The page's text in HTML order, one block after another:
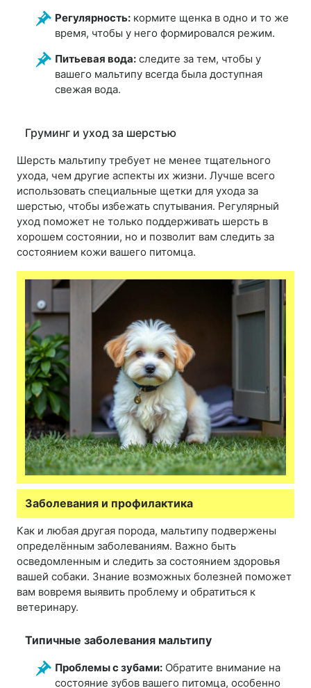
Регулярность: кормите щенка в одно и то же
время, чтобы у него формировался режим.
Питьевая вода: следите за тем, чтобы у
вашего мальтипу всегда была доступная
свежая вода.
Груминг и уход за шерстью
Шерсть мальтипу требует не менее тщательного
ухода, чем другие аспекты их жизни. Лучше всего
использовать специальные щетки для ухода за
шерстью, чтобы избежать спутывания. Регулярный
уход поможет не только поддерживать шерсть в
хорошем состоянии, но и позволит вам следить за
состоянием кожи вашего питомца.
Заболевания и профилактика
Как и любая другая порода, мальтипу подвержены
определённым заболеваниям. Важно быть
осведомленным и следить за состоянием здоровья
вашей собаки. Знание возможных болезней поможет
вам вовремя выявить проблему и обратиться к
ветеринару.
Типичные заболевания мальтипу
Проблемы с зубами: Обратите внимание на
состояние зубов вашего питомца, особенно